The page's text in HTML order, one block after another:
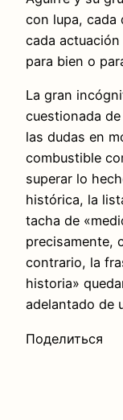
con lupa, cada
cada
para bien o
La gran
cuestionada
las dudas en
combustible
superar lo
histórica, la
tacha de
precisamente,
contrario, la
historia»
adelantado de
Поделиться